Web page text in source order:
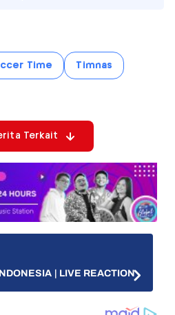
Time Timnas
Terkait
| LIVE REACTION